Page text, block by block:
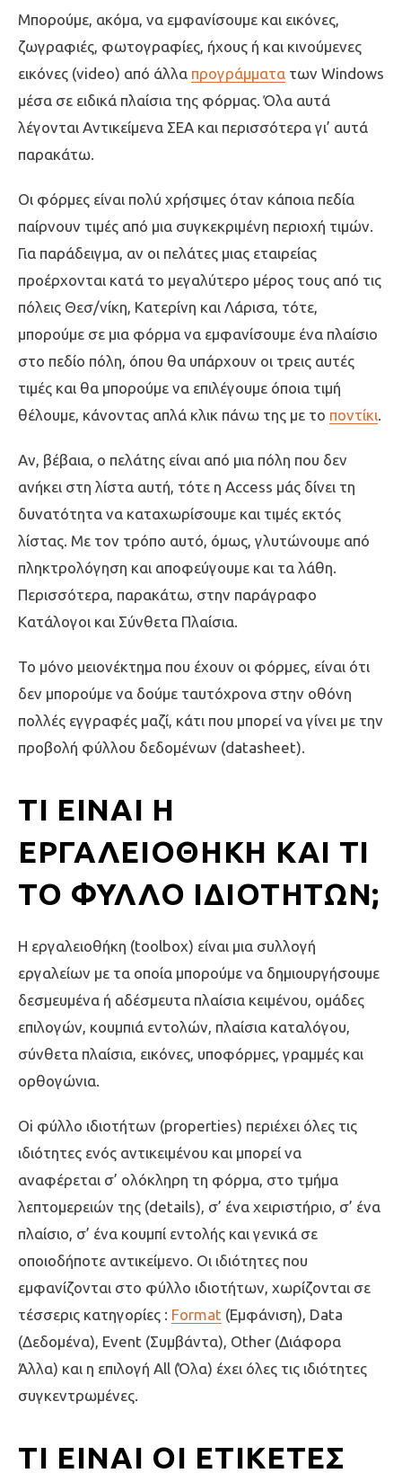
Μπορούμε, ακόμα, να εμφανίσουμε και εικόνες,
ζωγραφιές, φωτογραφίες, ήχους ή και κινούμενες
εικόνες (video) από άλλα προγράμματα των Windows
μέσα σε ειδικά πλαίσια της φόρμας. Όλα αυτά
λέγονται Αντικείμενα ΣΕΑ και περισσότερα γι’ αυτά
παρακάτω.
Οι φόρμες είναι πολύ χρήσιμες όταν κάποια πεδία
παίρνουν τιμές από μια συγκεκριμένη περιοχή τιμών.
Για παράδειγμα, αν οι πελάτες μιας εταιρείας
προέρχονται κατά το μεγαλύτερο μέρος τους από τις
πόλεις Θεσ/νίκη, Κατερίνη και Λάρισα, τότε,
μπορούμε σε μια φόρμα να εμφανίσουμε ένα πλαίσιο
στο πεδίο πόλη, όπου θα υπάρχουν οι τρεις αυτές
τιμές και θα μπορούμε να επιλέγουμε όποια τιμή
θέλουμε, κάνοντας απλά κλικ πάνω της με το ποντίκι.
Αν, βέβαια, ο πελάτης είναι από μια πόλη που δεν
ανήκει στη λίστα αυτή, τότε η Access μάς δίνει τη
δυνατότητα να καταχωρίσουμε και τιμές εκτός
λίστας. Με τον τρόπο αυτό, όμως, γλυτώνουμε από
πληκτρολόγηση και αποφεύγουμε και τα λάθη.
Περισσότερα, παρακάτω, στην παράγραφο
Κατάλογοι και Σύνθετα Πλαίσια.
Το μόνο μειονέκτημα που έχουν οι φόρμες, είναι ότι
δεν μπορούμε να δούμε ταυτόχρονα στην οθόνη
πολλές εγγραφές μαζί, κάτι που μπορεί να γίνει με την
προβολή φύλλου δεδομένων (datasheet).
ΤΙ ΕΊΝΑΙ Η
ΕΡΓΑΛΕΙΟΘΉΚΗ ΚΑΙ ΤΙ
ΤΟ ΦΎΛΛΟ ΙΔΙΟΤΉΤΩΝ;
Η εργαλειοθήκη (toolbox) είναι μια συλλογή
εργαλείων με τα οποία μπορούμε να δημιουργήσουμε
δεσμευμένα ή αδέσμευτα πλαίσια κειμένου, ομάδες
επιλογών, κουμπιά εντολών, πλαίσια καταλόγου,
σύνθετα πλαίσια, εικόνες, υποφόρμες, γραμμές και
ορθογώνια.
Oi φύλλο ιδιοτήτων (properties) περιέχει όλες τις
ιδιότητες ενός αντικειμένου και μπορεί να
αναφέρεται σ’ ολόκληρη τη φόρμα, στο τμήμα
λεπτομερειών της (details), σ’ ένα χειριστήριο, σ’ ένα
πλαίσιο, σ’ ένα κουμπί εντολής και γενικά σε
οποιοδήποτε αντικείμενο. Οι ιδιότητες που
εμφανίζονται στο φύλλο ιδιοτήτων, χωρίζονται σε
τέσσερις κατηγορίες : Format (Εμφάνιση), Data
(Δεδομένα), Event (Συμβάντα), Other (Διάφορα
Άλλα) και η επιλογή All (Όλα) έχει όλες τις ιδιότητες
συγκεντρωμένες.
ΤΙ ΕΊΝΑΙ ΟΙ ΕΤΙΚΈΤΕΣ